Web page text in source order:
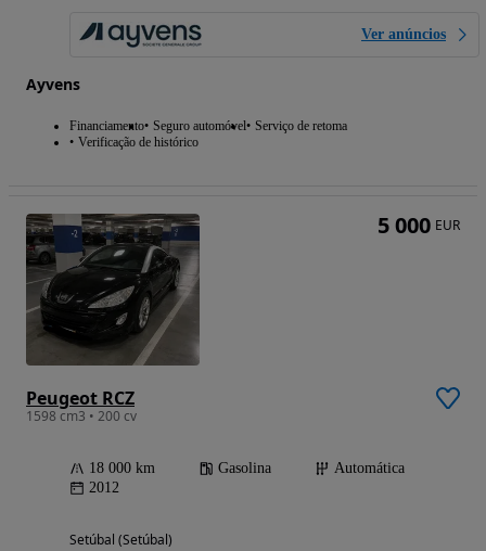
Ver anúncios
Ayvens
Financiamento Seguro automóvel Serviço de retoma
Verificação de histórico
Peugeot RCZ
1598 cm3 • 200 cv
18 000 km Gasolina
Automática
2012
Setúbal (Setúbal)
5 000 EUR